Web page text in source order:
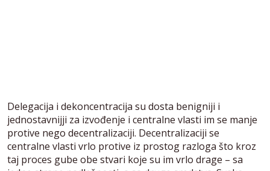
Delegacija i dekoncentracija su dosta benigniji i
jednostavnijji za izvođenje i centralne vlasti im se manje
protive nego decentralizaciji. Decentralizaciji se
centralne vlasti vrlo protive iz prostog razloga što kroz
taj proces gube obe stvari koje su im vrlo drage – sa